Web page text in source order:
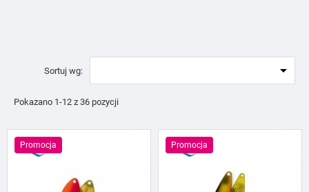
Sortuj wg: 
Pokazano 1-12 z 36 pozycji
Promocja Promocja